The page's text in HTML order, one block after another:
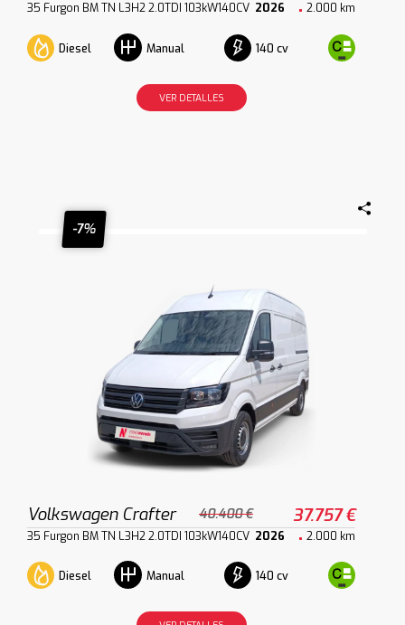
35 Furgon BM TN L3H2 2.0TDI 103kW140CV 2026 2.000 km
Diesel Manual 140 cv
VER DETALLES
-7%
Volkswagen Crafter 40.400 € 37.757 €
35 Furgon BM TN L3H2 2.0TDI 103kW140CV 2026 2.000 km
Diesel Manual 140 cv